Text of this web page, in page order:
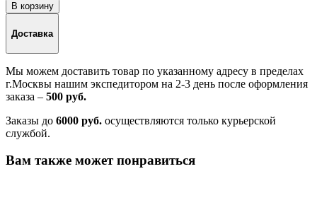
В корзину
Доставка
Мы можем доставить товар по указанному адресу в пределах
г.Москвы нашим экспедитором на 2-3 день после оформления
заказа – 500 руб.
Заказы до 6000 руб. осуществляются только курьерской
службой.
Вам также может понравиться